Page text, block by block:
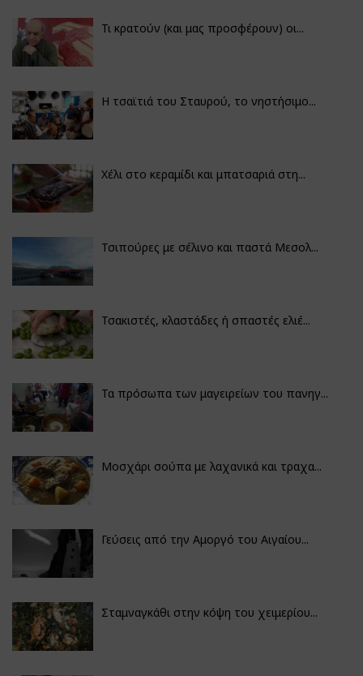
Τι κρατούν (και μας προσφέρουν) οι...
Η τσαϊτιά του Σταυρού, το νηστήσιμο...
Χέλι στο κεραμίδι και μπατσαριά στη...
Τσιπούρες με σέλινο και παστά Μεσολ...
Τσακιστές, κλαστάδες ή σπαστές ελιέ...
Τα πρόσωπα των μαγειρείων του πανηγ...
Μοσχάρι σούπα με λαχανικά και τραχα...
Γεύσεις από την Αμοργό του Αιγαίου...
Σταμναγκάθι στην κόψη του χειμερίου...